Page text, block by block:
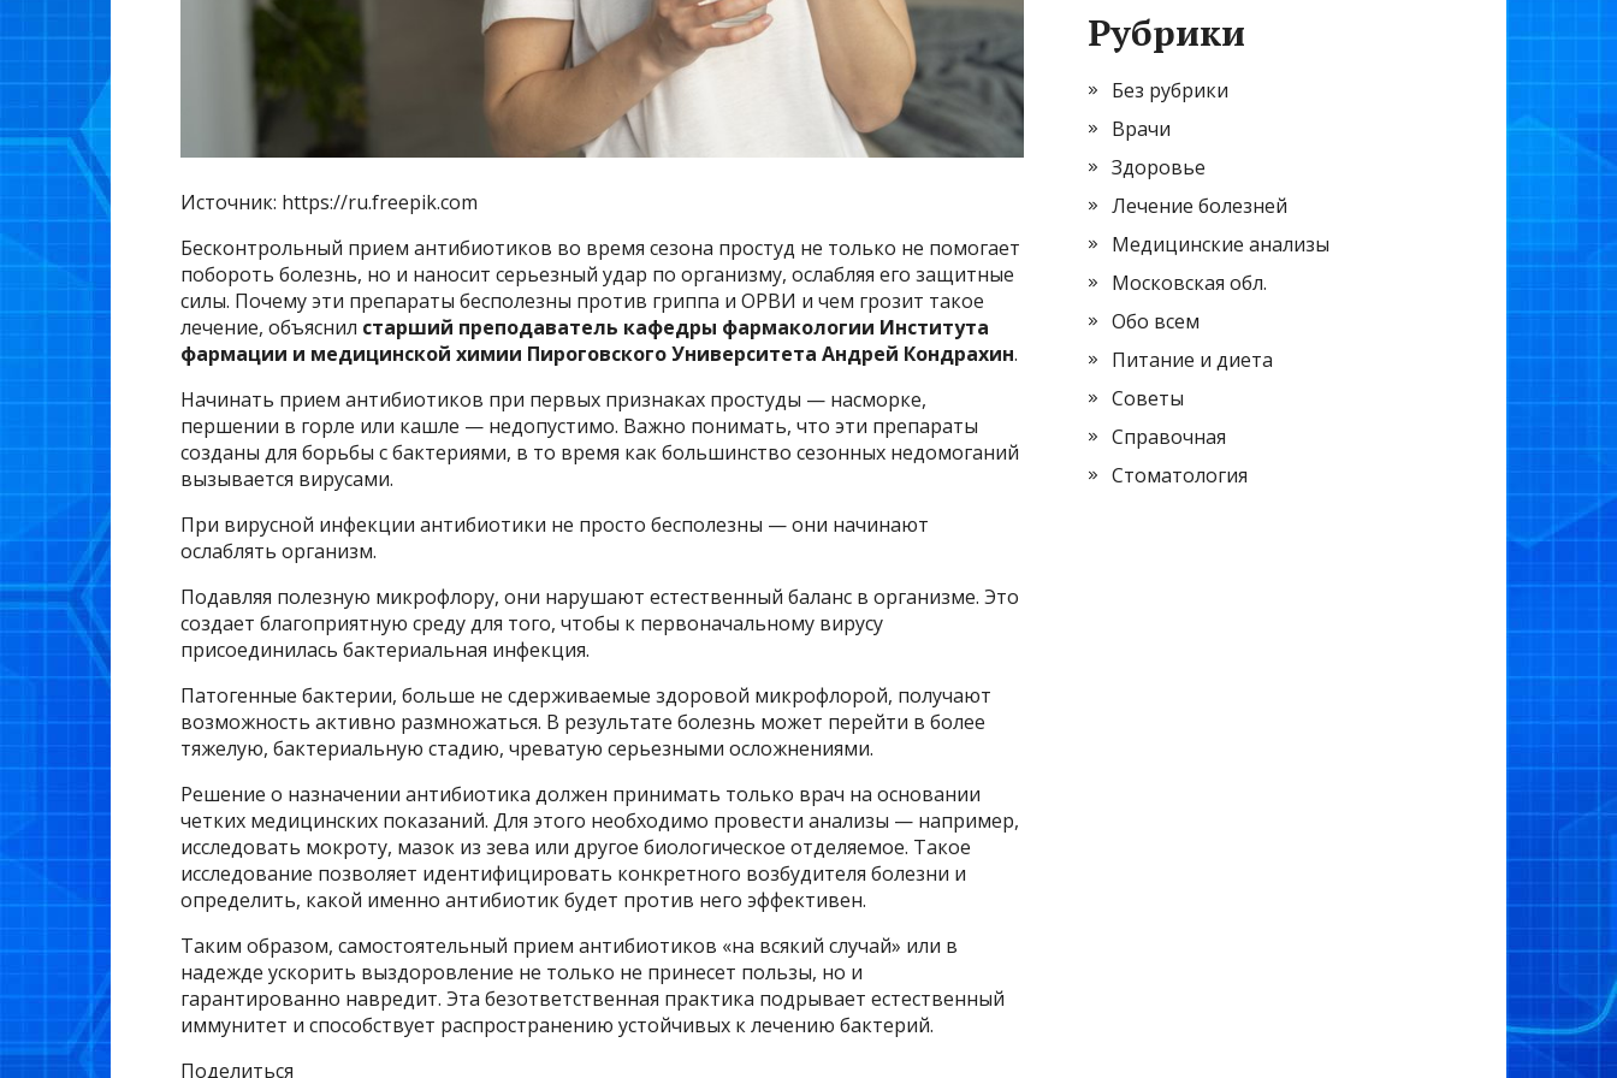
Источник: https://ru.freepik.com
Бесконтрольный прием антибиотиков во время сезона простуд не только не помогает
побороть болезнь, но и наносит серьезный удар по организму, ослабляя его защитные
силы. Почему эти препараты бесполезны против гриппа и ОРВИ и чем грозит такое
лечение, объяснил старший преподаватель кафедры фармакологии Института
фармации и медицинской химии Пироговского Университета Андрей Кондрахин.
Начинать прием антибиотиков при первых признаках простуды — насморке,
першении в горле или кашле — недопустимо. Важно понимать, что эти препараты
созданы для борьбы с бактериями, в то время как большинство сезонных недомоганий
вызывается вирусами.
При вирусной инфекции антибиотики не просто бесполезны — они начинают
ослаблять организм.
Подавляя полезную микрофлору, они нарушают естественный баланс в организме. Это
создает благоприятную среду для того, чтобы к первоначальному вирусу
присоединилась бактериальная инфекция.
Патогенные бактерии, больше не сдерживаемые здоровой микрофлорой, получают
возможность активно размножаться. В результате болезнь может перейти в более
тяжелую, бактериальную стадию, чреватую серьезными осложнениями.
Решение о назначении антибиотика должен принимать только врач на основании
четких медицинских показаний. Для этого необходимо провести анализы — например,
исследовать мокроту, мазок из зева или другое биологическое отделяемое. Такое
исследование позволяет идентифицировать конкретного возбудителя болезни и
определить, какой именно антибиотик будет против него эффективен.
Таким образом, самостоятельный прием антибиотиков «на всякий случай» или в
надежде ускорить выздоровление не только не принесет пользы, но и
гарантированно навредит. Эта безответственная практика подрывает естественный
иммунитет и способствует распространению устойчивых к лечению бактерий.
Поделиться
Рубрики
Без рубрики
Врачи
Здоровье
Лечение болезней
Медицинские анализы
Московская обл.
Обо всем
Питание и диета
Советы
Справочная
Стоматология